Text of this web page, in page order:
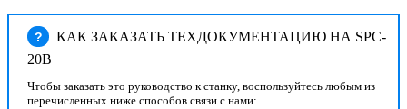
?
КАК ЗАКАЗАТЬ ТЕХДОКУМЕНТАЦИЮ НА SPC-
20B
Чтобы заказать это руководство к станку, воспользуйтесь любым из
перечисленных ниже способов связи с нами: